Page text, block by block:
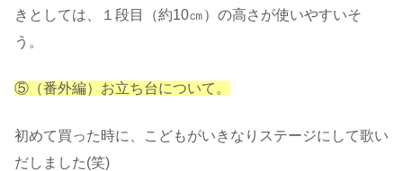
きとしては、１段目（約10㎝）の高さが使いやすいそ
う。
⑤（番外編）お立ち台について。
初めて買った時に、こどもがいきなりステージにして歌い
だしました(笑)